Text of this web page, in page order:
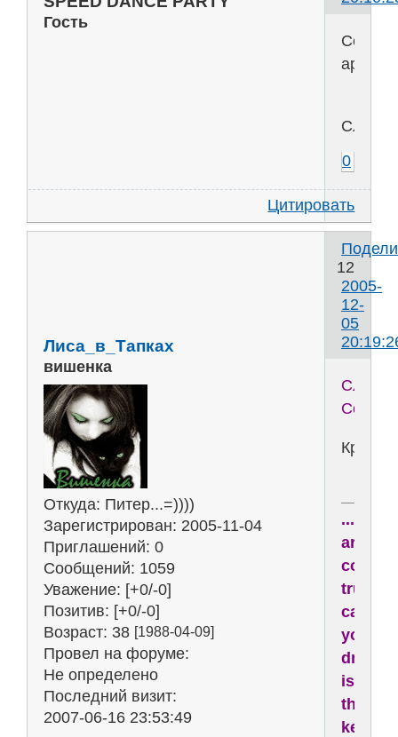
Гость
армия
Слон
0
Цитировать
12
2005-
12-
05
Лиса_в_Тапках
вишенка
Откуда: Питер...=))))
Зарегистрирован: 2005-11-04
Приглашений: 0
Сообщений: 1059
Уважение: [+0/-0]
Позитив: [+0/-0]
Возраст: 38 [1988-04-09]
Провел на форуме:
Не определено
Последний визит:
2007-06-16 23:53:49
Слон-
Сон
are
coming
true,
cause
your
dream
is
the
key